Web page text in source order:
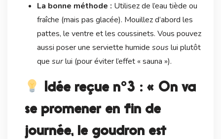
La bonne méthode : Utilisez de l’eau tiède ou
fraîche (mais pas glacée). Mouillez d’abord les
pattes, le ventre et les coussinets. Vous pouvez
aussi poser une serviette humide sous lui plutôt
que surlui (pour éviter l’effet « sauna »).
Idée reçue n°3 : « On va
se promener en fin de
journée, le goudron est